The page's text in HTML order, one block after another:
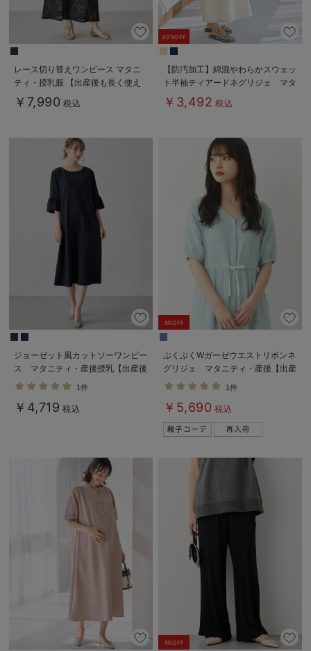
レース切り替えワンピース マタニ
ティ・授乳服 【出産後も長く使え
る】
￥7,990 税込
30%OFF
【防汚加工】綿混やわらかスウェッ
ト半袖ティアードネグリジェ マタ
ニティ・産後【出産後も長く使え
る】
￥3,492 税込
ジョーゼット風カットソーワンピー
ス マタニティ・産後授乳【出産後
も長く使える】Rosemadame（ロ
1件
￥4,719 税込
5%OFF
ぷくぷくWガーゼウエストリボンネ
グリジェ マタニティ・産後【出産
後も長く使える】
1件
￥5,690 税込
5%OFF